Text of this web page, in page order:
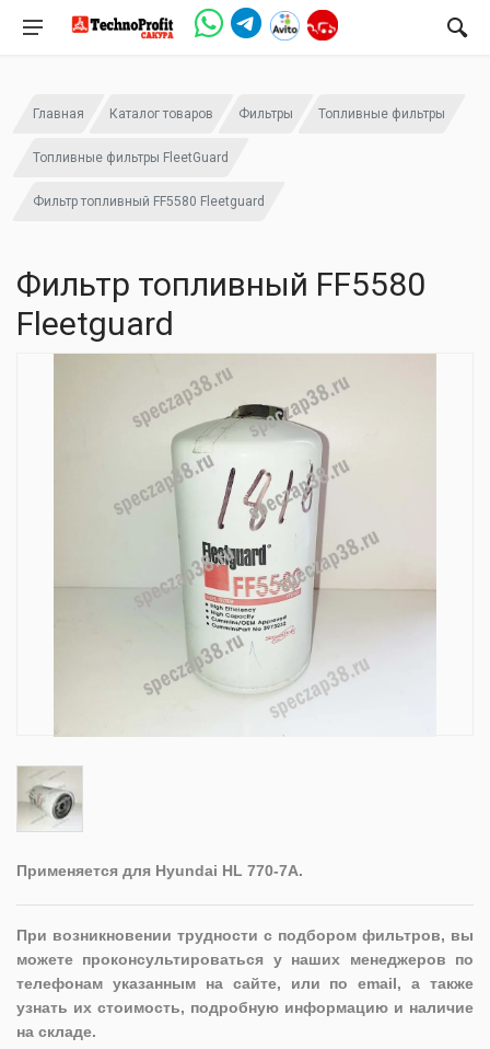
Главная Каталог товаров Фильтры Топливные фильтры
Топливные фильтры FleetGuard
Фильтр топливный FF5580 Fleetguard
Фильтр топливный FF5580
Fleetguard
Применяется для Hyundai HL 770-7A.
При возникновении трудности с подбором фильтров, вы
можете проконсультироваться у наших менеджеров по
телефонам указанным на сайте, или по email, а также
узнать их стоимость, подробную информацию и наличие
на складе.